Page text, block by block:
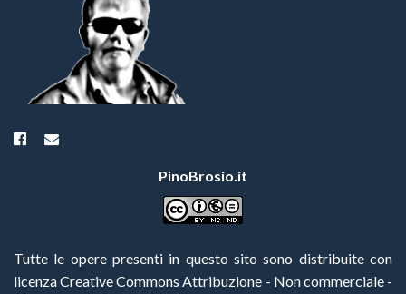
PinoBrosio.it
Tutte le opere presenti in questo sito sono distribuite con
licenza Creative Commons Attribuzione - Non commerciale -